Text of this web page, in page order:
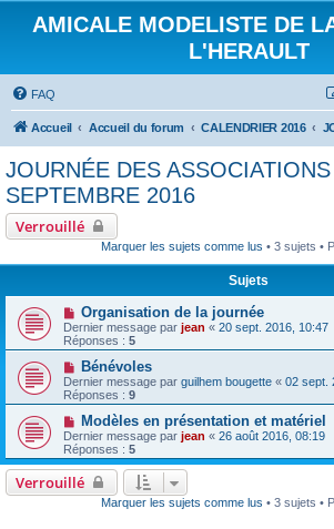
AMICALE MODELISTE DE
L'HERAULT
FAQ
Accueil Accueil du forum CALENDRIER 2016
JOURNÉE DES
SEPTEMBRE 2016
Verrouillé
Marquer les sujets comme lus • 3 sujets •
Sujets
Organisation de la journée
Dernier message par jean « 20 sept. 2016, 10:47
Réponses : 5
Bénévoles
Dernier message par guilhem bougette « 02 sept.
Réponses : 9
Modèles en présentation et matériel
Dernier message par jean « 26 août 2016, 08:19
Réponses : 5
Verrouillé
Marquer les sujets comme lus • 3 sujets •